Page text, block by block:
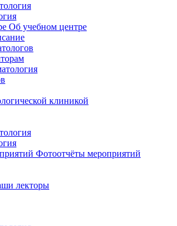
Об учебном центре
клиникой
Фотоотчёты мероприятий
лекторы